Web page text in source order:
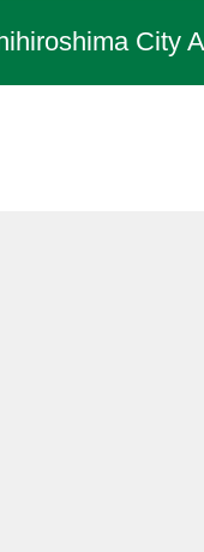
City